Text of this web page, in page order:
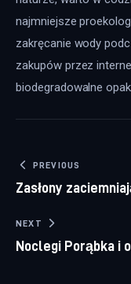
najmniejsze
zakręcanie wody
zakupów przez
biodegradowalne
Nawigacja
PREVIOUS
Zasłony
NEXT
Noclegi Porąbka i